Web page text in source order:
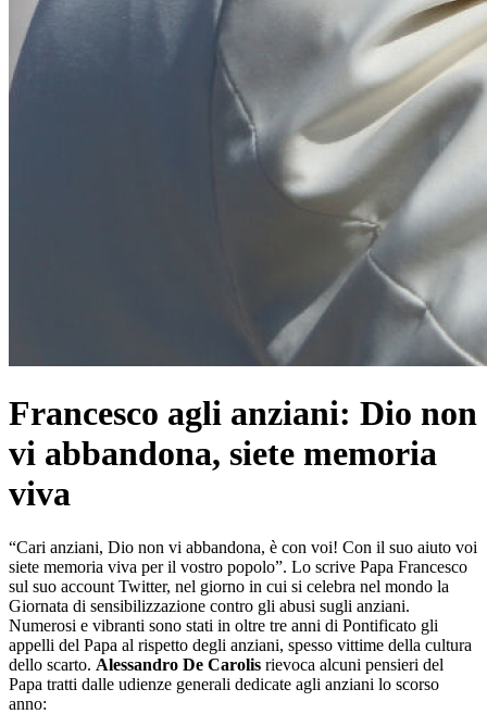
Francesco agli anziani: Dio non
vi abbandona, siete memoria
viva
“Cari anziani, Dio non vi abbandona, è con voi! Con il suo aiuto voi
siete memoria viva per il vostro popolo”. Lo scrive Papa Francesco
sul suo account Twitter, nel giorno in cui si celebra nel mondo la
Giornata di sensibilizzazione contro gli abusi sugli anziani.
Numerosi e vibranti sono stati in oltre tre anni di Pontificato gli
appelli del Papa al rispetto degli anziani, spesso vittime della cultura
dello scarto. Alessandro De Carolis rievoca alcuni pensieri del
Papa tratti dalle udienze generali dedicate agli anziani lo scorso
anno: